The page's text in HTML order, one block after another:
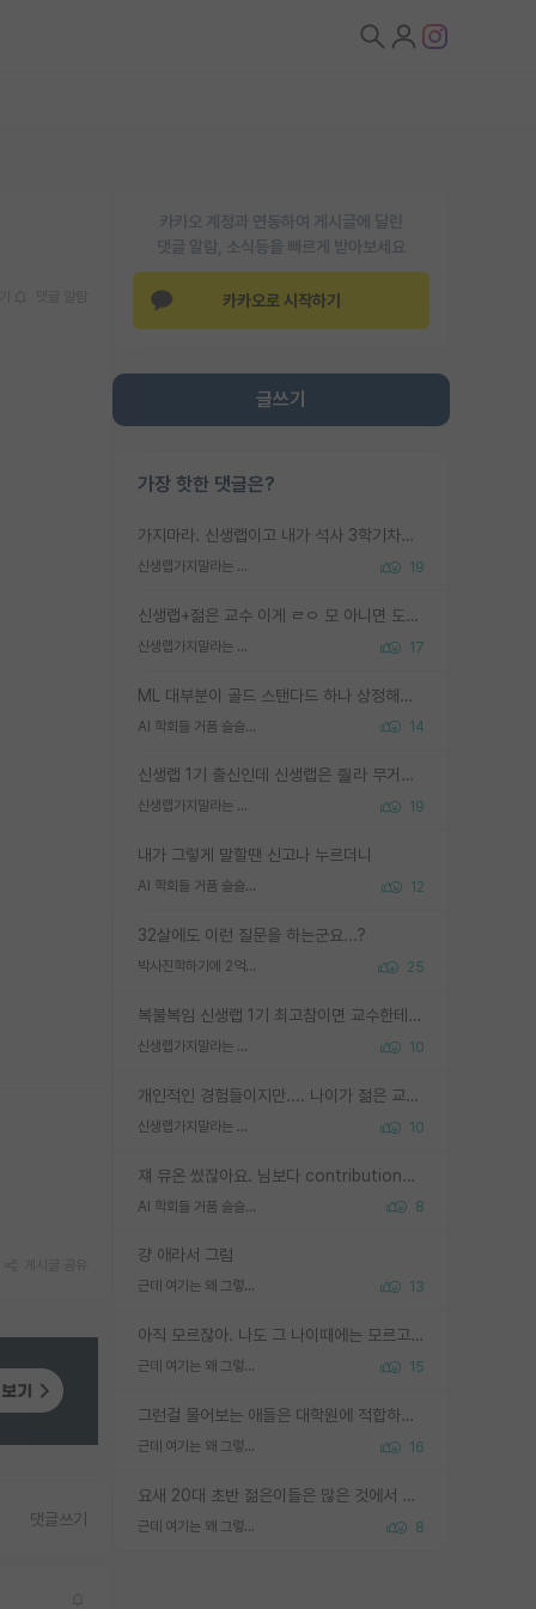
카카오 계정과 연동하여 게시글에 달린
댓글 알람, 소식등을 빠르게 받아보세요
카카오로 시작하기
글쓰기
가장 핫한 댓글은?
가지마라. 신생랩이고 내가 석사 3학기차인데 최고참인데 나도 아무것도 모르는데 교수가 후배들 왜 논문 교육 안시키냐. 논문 왜 안 써오냐 닦달한다
신생랩가지말라는 이유가 있었구나 19
신생랩+젊은 교수 이게 ㄹㅇ 모 아니면 도인듯.
신생랩가지말라는 이유가 있었구나 17
ML 대부분이 골드 스탠다드 하나 상정해놓고 (벤치마크 데이터셋이 여러 개면 여러 개 상정) 그거 얼마나 잘 맞추나 싸움임 가끔 번뜩이는 설계 철학을 보여주는 논문들도 있지만 대부분 그거 성적 얼마나 더 올리느라에 혈안이 되어 있는 측면이 잇음
AI 학회들 거품 슬슬 지적이 나오네요 14
신생랩 1기 출신인데 신생랩은 줠라 무거운 바벨 같은거임. 들면 대박인데 못들면 깔려 죽음. 아무도 알려주지 않는 환경에서 자생해야하지만, 일단 살아남았다면 그 어떤 사람보다 악착같고 생존력 높은 사람으로 거듭날 수 있음
신생랩가지말라는 이유가 있었구나 19
내가 그렇게 말할땐 신고나 누르더니
AI 학회들 거품 슬슬 지적이 나오네요 12
32살에도 이런 질문을 하는군요...?
박사진학하기에 2억은 괜찮은 (?) 정도의 경제력인가요 25
복불복임 신생랩 1기 최고참이면 교수한테 직접 지도받는 시간이 매우 많음 제대로 된 교수라면 말이지 그게 아니라면 그냥 넌 해방 불가능한 노예 1호에 감점쓰레기통이 되는거고
신생랩가지말라는 이유가 있었구나 10
개인적인 경험들이지만.... 나이가 젊은 교수일수록 꼰대라는 가면을 쓴 채로 무례함을 행동하는 경우가 거의 90% 정도였음. 나이가 어린데 다른 또래들과 달리 명예, 권력, 재력까지 얻었으니 세상 다 가진 기분이겠지. 오히러 나이 든 교수들이 행동과 말을 더 조심하시더라.
신생랩가지말라는 이유가 있었구나 10
쟤 뮤온 썼잖아요. 님보다 contribution많음
AI 학회들 거품 슬슬 지적이 나오네요 8
걍 애라서 그럼
근데 여기는 왜 그렇게 SPK를 물어보는거임? 13
아직 모르잖아. 나도 그 나이때에는 모르고 평가 받고 안심하고 싶었어.
근데 여기는 왜 그렇게 SPK를 물어보는거임? 15
그런걸 물어보는 애들은 대학원에 적합하지 않다
근데 여기는 왜 그렇게 SPK를 물어보는거임? 16
요새 20대 초반 젊은이들은 많은 것에서 가성비를 따지더라고요. 내가 이 정도 인풋을 넣었을 때 그만큼 아웃풋이 나올 것인가? 사실 아웃풋이 인풋 대비 리니어하게 나오지 않는 영역을 시도하기 싫어한다는 느낌입니다.
근데 여기는 왜 그렇게 SPK를 물어보는거임? 8
댓글쓰기